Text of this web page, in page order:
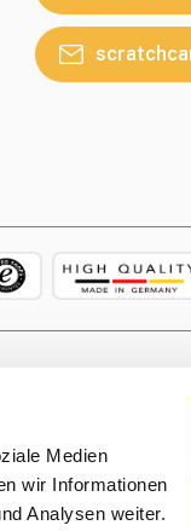
Medien
wir Informationen
Analysen weiter.